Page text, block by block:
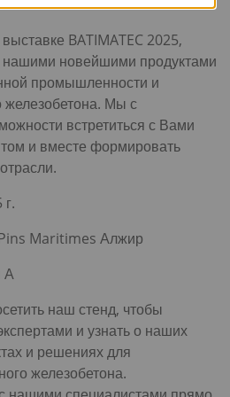
BATIMATEC 2025,
нашими новейшими продуктами
промышленности и
железобетона. Мы с
встретиться с Вами
и вместе формировать
Maritimes Алжир
А
наш стенд, чтобы
и узнать о наших
и решениях для
железобетона.